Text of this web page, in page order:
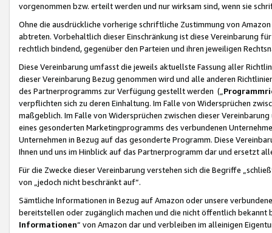
vorgenommen bzw. erteilt werden und nur wirksam sind, wenn sie
Ohne die ausdrückliche vorherige schriftliche Zustimmung von
abtreten. Vorbehaltlich dieser Einschränkung ist diese Vereinbarung
rechtlich bindend, gegenüber den Parteien und ihren jeweiligen
Diese Vereinbarung umfasst die jeweils aktuellste Fassung aller
dieser Vereinbarung Bezug genommen wird und alle anderen
des Partnerprogramms zur Verfügung gestellt werden („
verpflichten sich zu deren Einhaltung. Im Falle von Widersprüchen
maßgeblich. Im Falle von Widersprüchen zwischen dieser
eines gesonderten Marketingprogramms des verbundenen
Unternehmen in Bezug auf das gesonderte Programm. Diese
Ihnen und uns im Hinblick auf das Partnerprogramm dar und ersetzt
Für die Zwecke dieser Vereinbarung verstehen sich die Begriffe
von „jedoch nicht beschränkt auf“.
Sämtliche Informationen in Bezug auf Amazon oder unsere
bereitstellen oder zugänglich machen und die nicht öffentlich
Informationen“ von Amazon dar und verbleiben im alleinigen